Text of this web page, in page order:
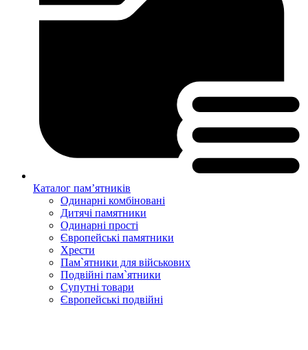
Каталог пам’ятників
Одинарні комбіновані
Дитячі памятники
Одинарні прості
Європейські памятники
Хрести
Пам`ятники для військових
Подвійні пам`ятники
Супутні товари
Європейські подвійні